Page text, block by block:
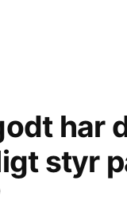
har
styr